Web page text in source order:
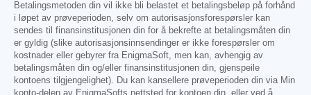
Betalingsmetoden din vil ikke bli belastet et betalingsbeløp på forhånd
i løpet av prøveperioden, selv om autorisasjonsforespørsler kan
sendes til finansinstitusjonen din for å bekrefte at betalingsmåten din
er gyldig (slike autorisasjonsinnsendinger er ikke forespørsler om
kostnader eller gebyrer fra EnigmaSoft, men kan, avhengig av
betalingsmåten din og/eller finansinstitusjonen din, gjenspeile
kontoens tilgjengelighet). Du kan kansellere prøveperioden din via Min
konto-delen av EnigmaSofts nettsted for kontoen din, eller ved å